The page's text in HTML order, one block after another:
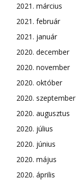
2021. március
2021. február
2021. január
2020. december
2020. november
2020. október
2020. szeptember
2020. augusztus
2020. július
2020. június
2020. május
2020. április